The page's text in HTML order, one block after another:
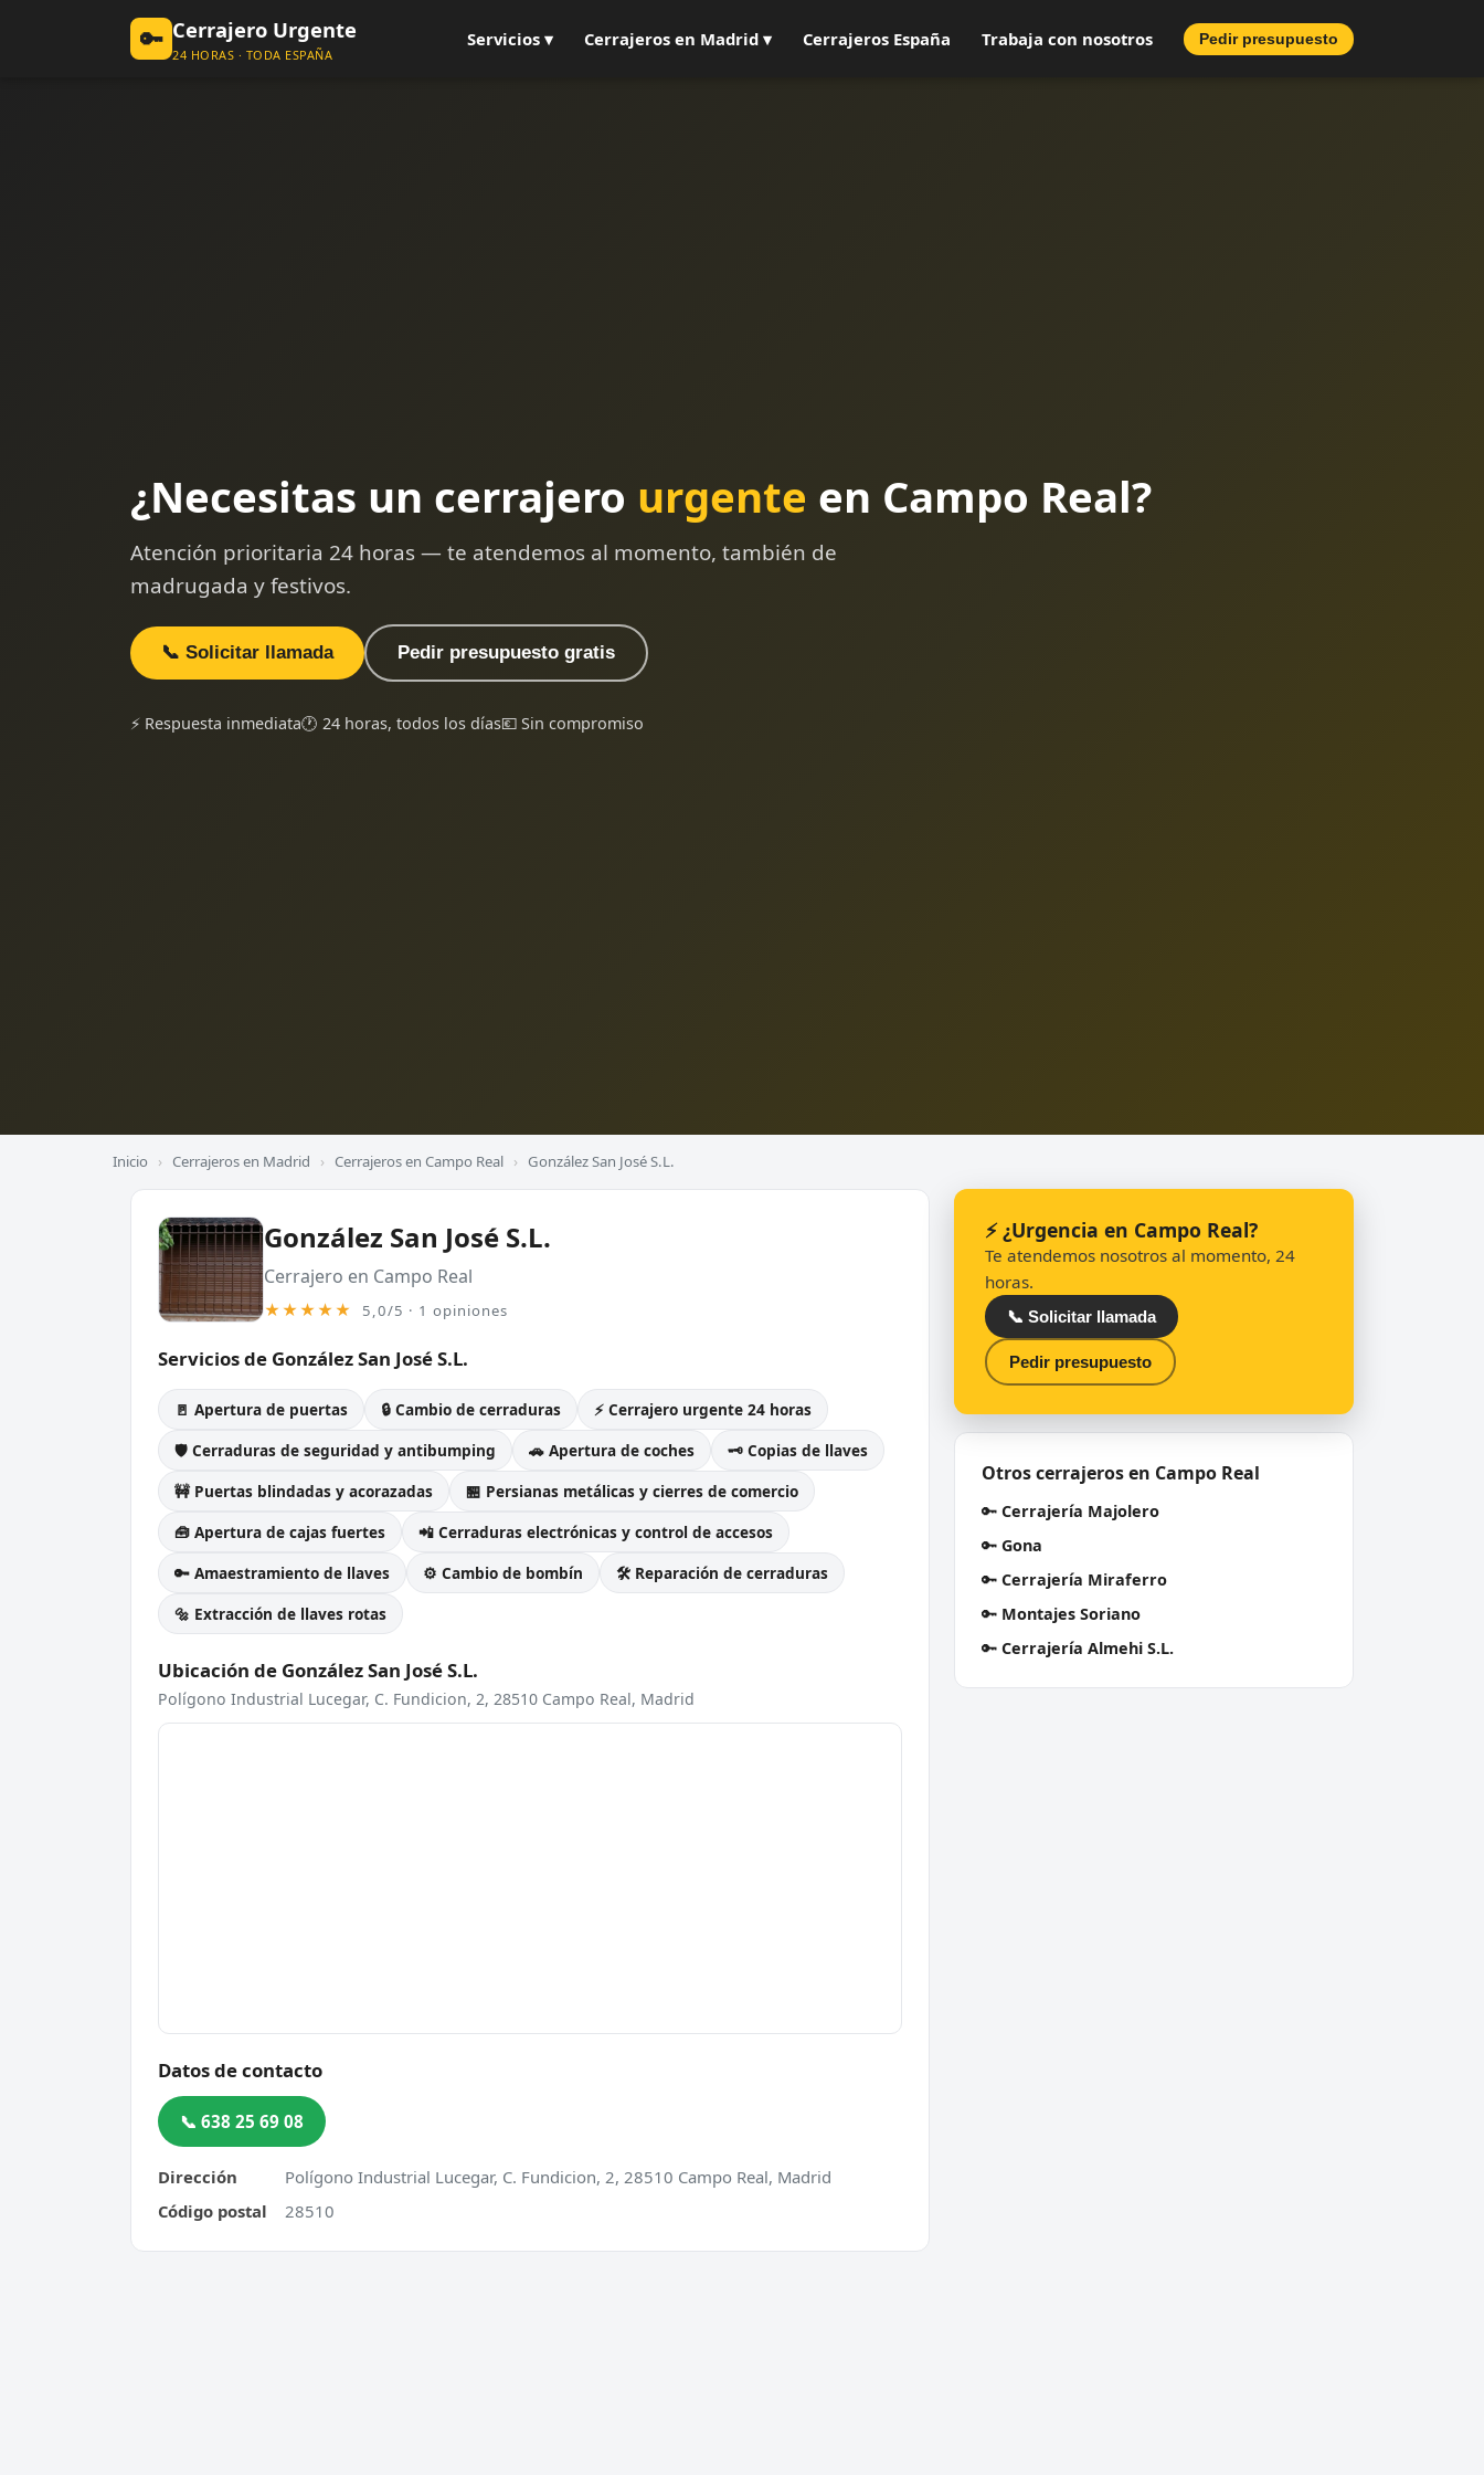
🔑 Cerrajero Urgente
24 HORAS · TODA ESPAÑA
Servicios ▾ Cerrajeros en Madrid ▾ Cerrajeros España Trabaja con nosotros Pedir presupuesto
¿Necesitas un cerrajero urgente en Campo Real?
Atención prioritaria 24 horas — te atendemos al momento, también de
madrugada y festivos.
📞 Solicitar llamada Pedir presupuesto gratis
⚡ Respuesta inmediata🕐 24 horas, todos los días💶 Sin compromiso
Inicio › Cerrajeros en Madrid › Cerrajeros en Campo Real › González San José S.L.
González San José S.L.
Cerrajero en Campo Real
★★★★★ 5,0/5 · 1 opiniones
Servicios de González San José S.L.
🚪 Apertura de puertas 🔒 Cambio de cerraduras
⚡ Cerrajero urgente 24 horas
🛡️ Cerraduras de seguridad y antibumping
🚗 Apertura de coches
🗝️ Copias de llaves
🚧 Puertas blindadas y acorazadas
🏪 Persianas metálicas y cierres de comercio
🧰 Apertura de cajas fuertes
📲 Cerraduras electrónicas y control de accesos
🔑 Amaestramiento de llaves
⚙️ Cambio de bombín
🛠️ Reparación de cerraduras
🔩 Extracción de llaves rotas
Ubicación de González San José S.L.
Polígono Industrial Lucegar, C. Fundicion, 2, 28510 Campo Real, Madrid
Datos de contacto
📞 638 25 69 08
Dirección
Polígono Industrial Lucegar, C. Fundicion, 2, 28510 Campo Real, Madrid
Código postal
28510
⚡ ¿Urgencia en Campo Real?
Te atendemos nosotros al momento, 24
horas.
📞 Solicitar llamada
Pedir presupuesto
Otros cerrajeros en Campo Real
🔑 Cerrajería Majolero
🔑 Gona
🔑 Cerrajería Miraferro
🔑 Montajes Soriano
🔑 Cerrajería Almehi S.L.